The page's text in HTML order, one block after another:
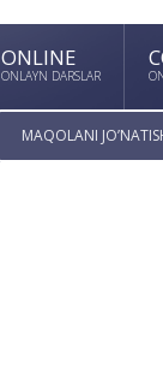
ONLINE
ONLAYN DARSLAR
MAQOLANI